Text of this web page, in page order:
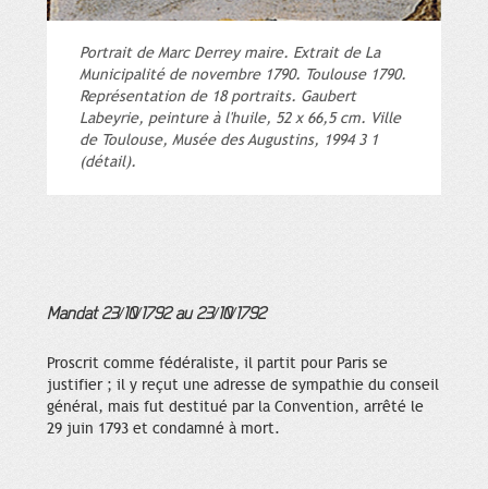
Portrait de Marc Derrey maire. Extrait de La
Municipalité de novembre 1790. Toulouse 1790.
Représentation de 18 portraits. Gaubert
Labeyrie, peinture à l'huile, 52 x 66,5 cm. Ville
de Toulouse, Musée des Augustins, 1994 3 1
(détail).
Mandat 23/10/1792 au 23/10/1792
Proscrit comme fédéraliste, il partit pour Paris se
justifier ; il y reçut une adresse de sympathie du conseil
général, mais fut destitué par la Convention, arrêté le
29 juin 1793 et condamné à mort.